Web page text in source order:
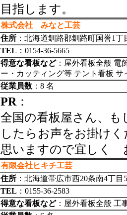
目指します。
株式会社 みなと工芸
住所 ：北海道釧路郡釧路町国誉1丁
TEL ：0154-36-5665
得意な看板など：屋外看板全般 電
ー・カッティング等 テント看板 サ
従業員数 ：8 名
PR ：
全国の看板屋さん、
したらお声をお掛け
思いますので宜しく
有限会社ヒキチ工芸
住所 ：北海道帯広市西20条南4丁目
TEL ：0155-36-2583
得意な看板など：屋外看板全般 工